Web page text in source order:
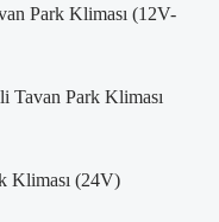
Park Kliması (12V-
Park Kliması
Kliması (24V)